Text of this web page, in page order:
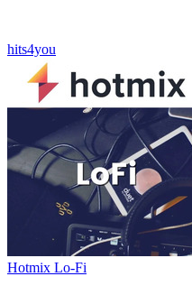
hits4you
Hotmix Lo-Fi